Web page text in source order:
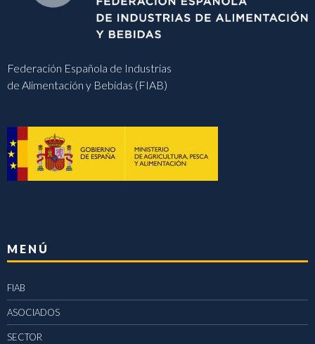
Federación Española de Industrias
de Alimentación y Bebidas (FIAB)
MENÚ
FIAB
ASOCIADOS
SECTOR